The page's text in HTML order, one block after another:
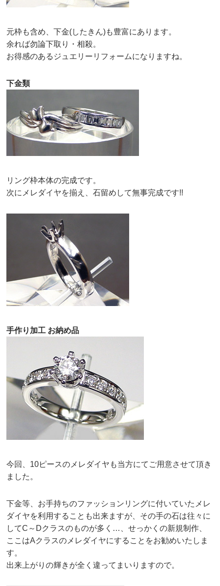
元枠も含め、下金(したきん)も豊富にあります。
余れば勿論下取り・相殺。
お得感のあるジュエリーリフォームになりますね。
下金類
リング枠本体の完成です。
次にメレダイヤを揃え、石留めして無事完成です!!
手作り加工 お納め品
今回、10ピースのメレダイヤも当方にてご用意させて頂き
ました。
下金等、お手持ちのファッションリングに付いていたメレ
ダイヤを利用することも出来ますが、その手の石は往々に
してC～Dクラスのものが多く…、せっかくの新規制作、
ここはAクラスのメレダイヤにすることをお勧めいたしま
す。
出来上がりの輝きが全く違ってまいりますので。